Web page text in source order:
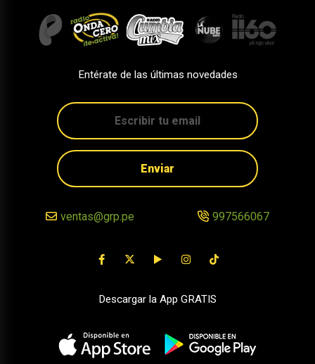
Entérate de las últimas novedades
Enviar
ventas@grp.pe 997566067
Descargar la App GRATIS